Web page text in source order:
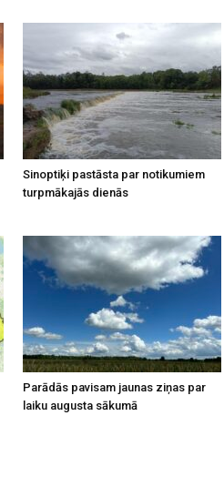
Sinoptiķi pastāsta par notikumiem
turpmākajās dienās
Parādās pavisam jaunas ziņas par
laiku augusta sākumā